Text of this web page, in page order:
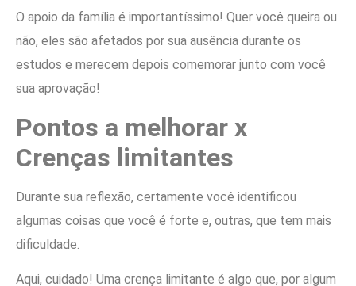
O apoio da família é importantíssimo! Quer você queira ou
não, eles são afetados por sua ausência durante os
estudos e merecem depois comemorar junto com você
sua aprovação!
Pontos a melhorar x
Crenças limitantes
Durante sua reflexão, certamente você identificou
algumas coisas que você é forte e, outras, que tem mais
dificuldade.
Aqui, cuidado! Uma crença limitante é algo que, por algum